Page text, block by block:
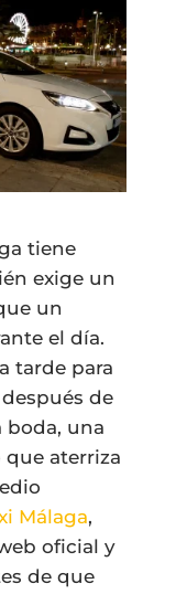
tiene
exige un
un
el día.
tarde para
de
boda, una
aterriza
Málaga,
oficial y
de que